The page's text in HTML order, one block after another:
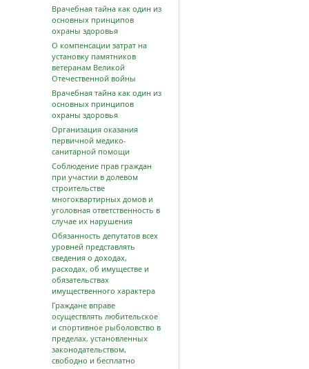
Врачебная тайна как один из
основных принципов
охраны здоровья
О компенсации затрат на
установку памятников
ветеранам Великой
Отечественной войны
Врачебная тайна как один из
основных принципов
охраны здоровья
Организация оказания
первичной медико-
санитарной помощи
Соблюдение прав граждан
при участии в долевом
строительстве
многоквартирных домов и
уголовная ответственность в
случае их нарушения
Обязанность депутатов всех
уровней представлять
сведения о доходах,
расходах, об имуществе и
обязательствах
имущественного характера
Граждане вправе
осуществлять любительское
и спортивное рыболовство в
пределах, установленных
законодательством,
свободно и бесплатно